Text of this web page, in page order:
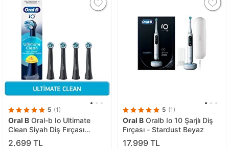
5 (1)
Oral B Oral-b Io Ultimate
Clean Siyah Diş Fırçası
Yedek Başlığı 4 Adet
2.699 TL
5 (1)
Oral B Oralb Io 10 Şarjlı Diş
Fırçası - Stardust Beyaz
17.999 TL